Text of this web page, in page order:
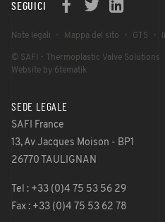
SEGUICI
Note legali Mappa del sito GTS
© SAFI - Thermoplastic Valve Solutions
Website by 6tematik
SEDE LEGALE
SAFI France
13, Av Jacques Moison - BP1
26770 TAULIGNAN
Tel : +33 (0)4 75 53 56 29
Fax : +33 (0)4 75 53 62 78